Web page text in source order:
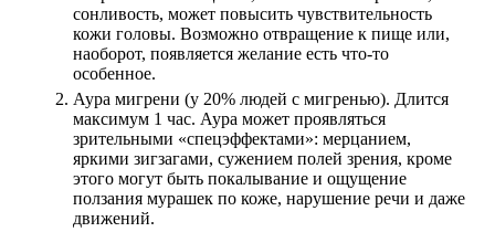
сонливость, может повысить чувствительность
кожи головы. Возможно отвращение к пище или,
наоборот, появляется желание есть что-то
особенное.
Аура мигрени (у 20% людей с мигренью). Длится
максимум 1 час. Аура может проявляться
зрительными «спецэффектами»: мерцанием,
яркими зигзагами, сужением полей зрения, кроме
этого могут быть покалывание и ощущение
ползания мурашек по коже, нарушение речи и даже
движений.